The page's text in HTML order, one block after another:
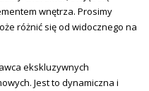
wnętrza. Prosimy
różnić się od widocznego na
ekskluzywnych
Jest to dynamiczna i